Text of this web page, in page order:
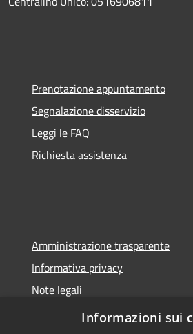
Prenotazione appuntamento
Segnalazione disservizio
Leggi le FAQ
Richiesta assistenza
Amministrazione trasparente
Informativa privacy
Note legali
Dichiarazione di accessibilità
Informazioni sui